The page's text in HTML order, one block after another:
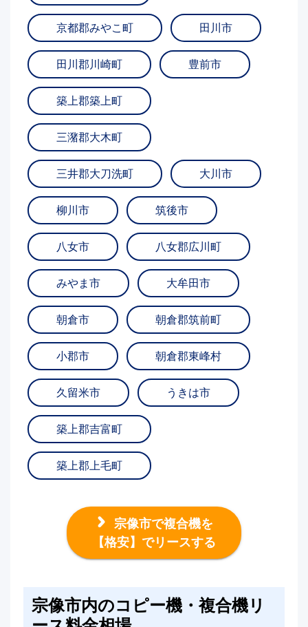
京都郡みやこ町 田川市
田川郡川崎町 豊前市
築上郡築上町
三潴郡大木町
三井郡大刀洗町 大川市
柳川市 筑後市
八女市 八女郡広川町
みやま市 大牟田市
朝倉市 朝倉郡筑前町
小郡市 朝倉郡東峰村
久留米市 うきは市
築上郡吉富町
築上郡上毛町
宗像市で複合機を
【格安】でリースする
宗像市内のコピー機・複合機リ